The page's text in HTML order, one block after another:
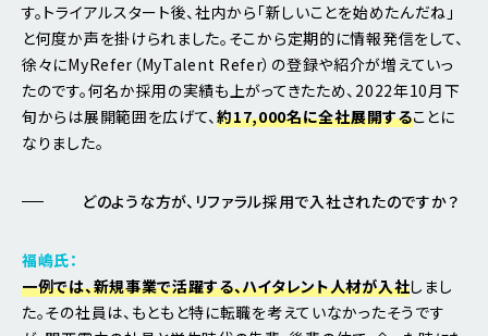
す。トライアルスタート後、社内から「新しいことを始めたんだね」
と何度か声を掛けられました。そこから定期的に情報発信をして、
徐々にMyRefer（MyTalent Refer）の登録や紹介が増えていっ
たのです。何名か採用の実績も上がってきたため、2022年10月下
旬からは展開範囲を広げて、約17,000名に全社展開することに
なりました。
どのような方が、リファラル採用で入社されたのですか？
福嶋氏：
一例では、新規事業で活躍する、ハイタレント人材が入社しまし
た。その社員は、もともと特に転職を考えていなかったそうです